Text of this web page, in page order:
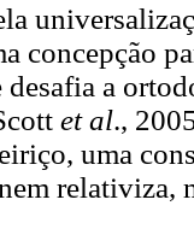
concepção
a
et al.,
uma
relativiza,